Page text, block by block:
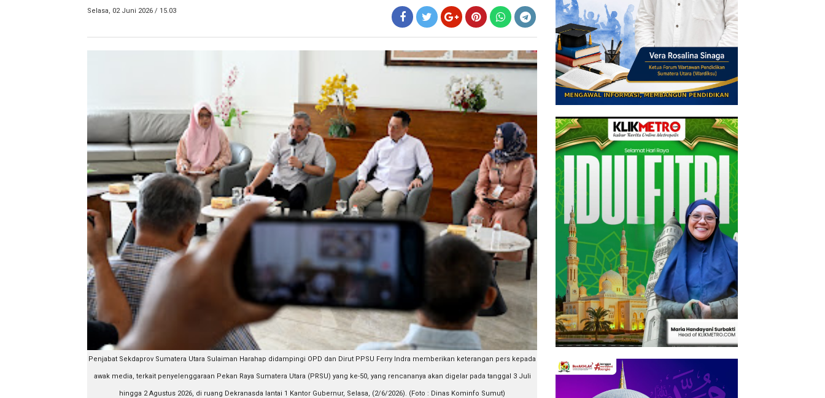
Selasa, 02 Juni 2026 / 15.03
Penjabat Sekdaprov Sumatera Utara Sulaiman Harahap didampingi OPD dan Dirut PPSU Ferry Indra memberikan keterangan pers kepada
awak media, terkait penyelenggaraan Pekan Raya Sumatera Utara (PRSU) yang ke-50, yang rencananya akan digelar pada tanggal 3 Juli
hingga 2 Agustus 2026, di ruang Dekranasda lantai 1 Kantor Gubernur, Selasa, (2/6/2026). (Foto : Dinas Kominfo Sumut)